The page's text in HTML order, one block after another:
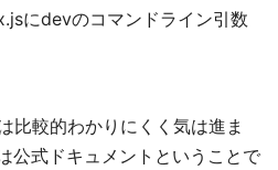
にdevのコマンドライン引数
比較的わかりにくく気は進ま
公式ドキュメントということで